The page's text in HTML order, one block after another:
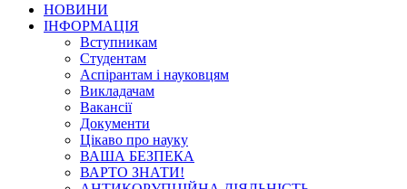
НОВИНИ
ІНФОРМАЦІЯ
Вступникам
Студентам
Аспірантам і науковцям
Викладачам
Вакансії
Документи
Цікаво про науку
ВАША БЕЗПЕКА
ВАРТО ЗНАТИ!